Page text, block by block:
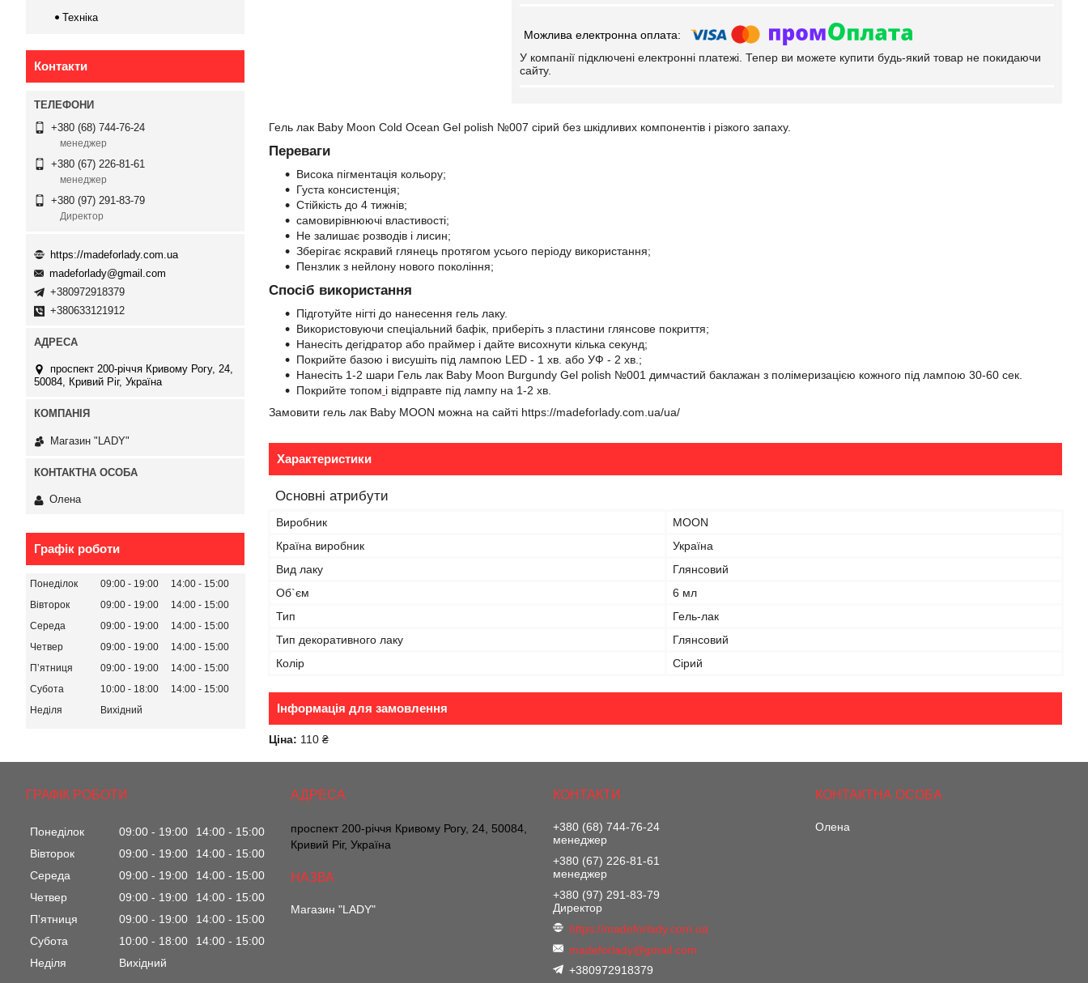
У компанії підключені електронні платежі. Тепер ви можете купити будь-який товар не покидаючи
сайту.
Гель лак Baby Moon Cold Ocean Gel polish №007 сірий без шкідливих компонентів і різкого запаху.
Переваги
Висока пігментація кольору;
Густа консистенція;
Стійкість до 4 тижнів;
самовирівнюючі властивості;
Не залишає розводів і лисин;
Зберігає яскравий глянець протягом усього періоду використання;
Пензлик з нейлону нового покоління;
Спосіб використання
Підготуйте нігті до нанесення гель лаку.
Використовуючи спеціальний бафік, приберіть з пластини глянсове покриття;
Нанесіть дегідратор або праймер і дайте висохнути кілька секунд;
Покрийте базою і висушіть під лампою LED - 1 хв. або УФ - 2 хв.;
Нанесіть 1-2 шари Гель лак Baby Moon Burgundy Gel polish №001 димчастий баклажан з полімеризацією кожного під лампою 30-60 сек.
Покрийте топом і відправте під лампу на 1-2 хв.
Замовити гель лак Baby MOON можна на сайті https://madeforlady.com.ua/ua/
Характеристики
Основні атрибути
Виробник
MOON
Країна виробник
Україна
Вид лаку
Глянсовий
Об`єм
6 мл
Тип
Гель-лак
Тип декоративного лаку
Глянсовий
Колір
Сірий
Інформація для замовлення
Ціна: 110 ₴
Техніка
Контакти
+380 (68) 744-76-24
менеджер
+380 (67) 226-81-61
менеджер
+380 (97) 291-83-79
Директор
https://madeforlady.com.ua
madeforlady@gmail.com
+380972918379
+380633121912
проспект 200-річчя Кривому Рогу, 24,
50084, Кривий Ріг, Україна
Магазин "LADY"
Олена
Графік роботи
Понеділок 09:00 19:00 14:00
15:00
Вівторок
09:00 19:00 14:00
15:00
Середа
09:00 19:00 14:00
15:00
Четвер
09:00 19:00 14:00
15:00
Пʼятниця
09:00 19:00 14:00
15:00
Субота
10:00 18:00 14:00
15:00
Неділя
Вихідний
ГРАФІК РОБОТИ
Понеділок 09:00 19:00 14:00
15:00
Вівторок
09:00 19:00 14:00
15:00
Середа
09:00 19:00 14:00
15:00
Четвер
09:00 19:00 14:00
15:00
Пʼятниця
09:00 19:00 14:00
15:00
Субота
10:00 18:00 14:00
15:00
Неділя
Вихідний
проспект 200-річчя Кривому Рогу, 24, 50084,
Кривий Ріг, Україна
Магазин "LADY"
+380 (68) 744-76-24
менеджер
+380 (67) 226-81-61
менеджер
+380 (97) 291-83-79
Директор
https://madeforlady.com.ua
madeforlady@gmail.com
+380972918379
Олена